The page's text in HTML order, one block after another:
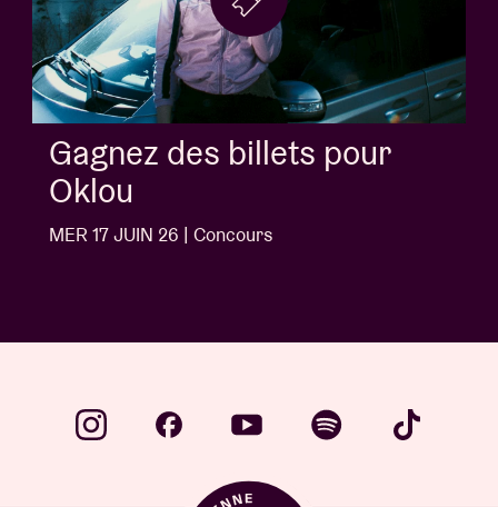
Gagnez des billets pour
Jack White
MER 10 JUIN 26 | Concours